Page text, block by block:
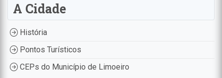
A Cidade
História
Pontos Turísticos
CEPs do Município de Limoeiro